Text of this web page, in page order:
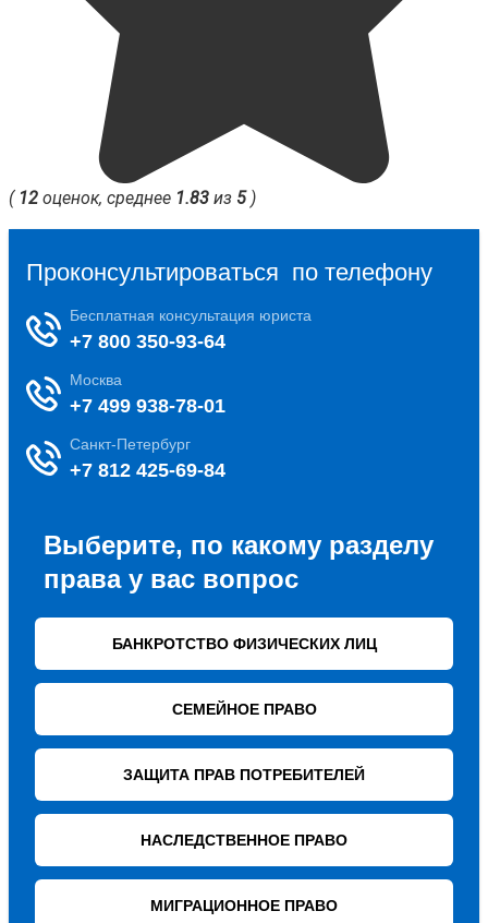
( 12 оценок, среднее 1.83 из 5)